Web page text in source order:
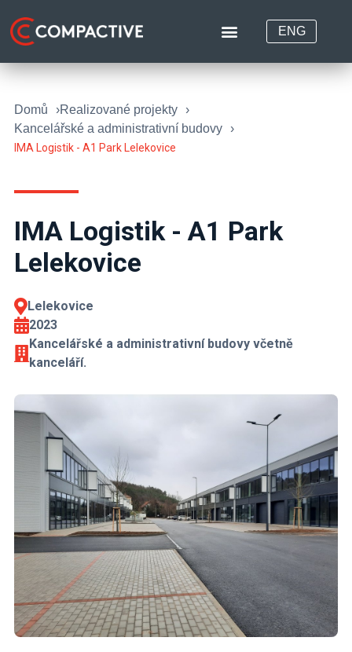
ENG
Domů
Realizované projekty
Kancelářské a administrativní budovy
IMA Logistik - A1 Park Lelekovice
IMA Logistik - A1 Park
Lelekovice
Lelekovice
2023
Kancelářské a administrativní budovy včetně
kanceláří.